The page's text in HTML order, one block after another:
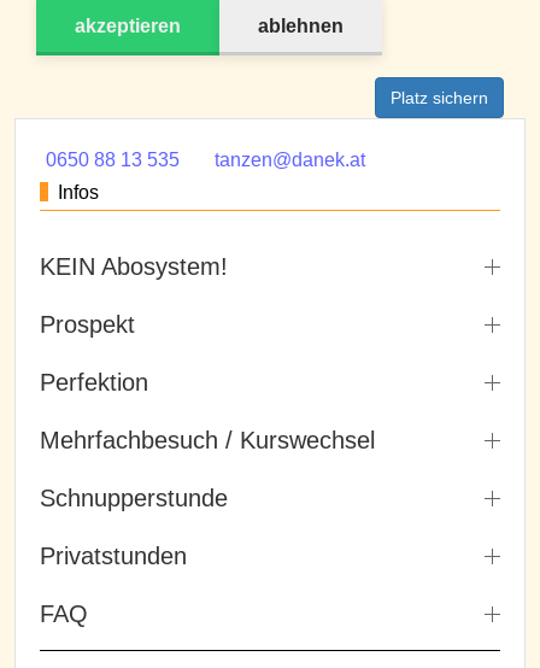
akzeptieren ablehnen
Platz sichern
0650 88 13 535
tanzen@danek.at
Infos
KEIN Abosystem!
Prospekt
Perfektion
Mehrfachbesuch / Kurswechsel
Schnupperstunde
Privatstunden
FAQ